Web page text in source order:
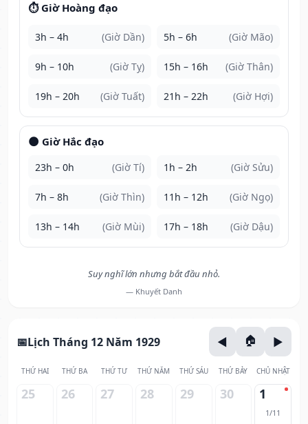
⏱️ Giờ Hoàng đạo
3h – 4h (Giờ Dần) 5h – 6h (Giờ Mão)
9h – 10h (Giờ Tỵ) 15h – 16h (Giờ Thân)
19h – 20h (Giờ Tuất) 21h – 22h (Giờ Hợi)
🌑 Giờ Hắc đạo
23h – 0h (Giờ Tí) 1h – 2h (Giờ Sửu)
7h – 8h (Giờ Thìn) 11h – 12h (Giờ Ngọ)
13h – 14h (Giờ Mùi) 17h – 18h (Giờ Dậu)
Suy nghĩ lớn nhưng bắt đầu nhỏ.
— Khuyết Danh
Lịch Tháng 12 Năm 1929
THỨ HAI THỨ BA THỨ TƯ THỨ NĂM THỨ SÁU THỨ BẢY CHỦ NHẬT
25 26 27 28 29 30 1
1/11